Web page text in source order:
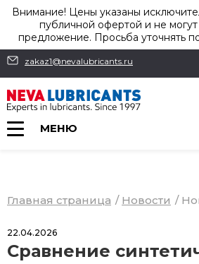
Внимание! Цены указаны
публичной офертой и не
предложение. Просьба уточнять
zakaz1@nevalubricants.ru
МЕНЮ
Главная страница / Новости /
22.04.2026
Сравнение